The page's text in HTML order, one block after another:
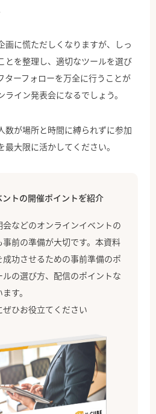
画に慌ただしくなりますが、しっ
とを整理し、適切なツールを選び
ターフォローを万全に行うことが
イン発表会になるでしょう。
数が場所と時間に縛られずに参加
大限に活かしてください。
トの開催ポイントを゙紹介
会などのオンラインイベントの
前の準備が大切です。本資料
功させるための事前準備のポ
の選び方、配信のポイントな
す。
ひお役立てください